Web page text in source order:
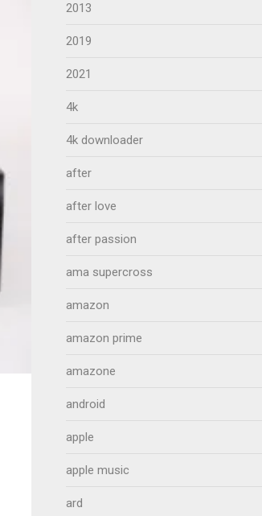
2013
2019
2021
4k
4k downloader
after
after love
after passion
ama supercross
amazon
amazon prime
amazone
android
apple
apple music
ard